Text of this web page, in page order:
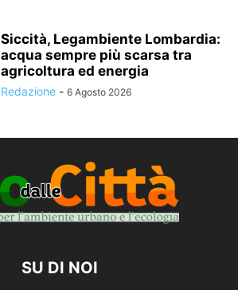
Siccità, Legambiente Lombardia:
acqua sempre più scarsa tra
agricoltura ed energia
Redazione - 6 Agosto 2026
SU DI NOI